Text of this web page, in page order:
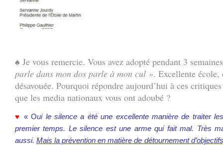
♠ Je vous remercie. Vous avez adopté pendant 3
parle dans mon dos parle à mon cul ». Excellente école,
désavouée. Pourquoi répondre aujourd’hui à ces
que les media nationaux vous ont adoubé ?
♥ « Oui le silence a été une excellente manière de traiter
premier temps. Le silence est une arme qui fait mal. Très
aussi.Mais la prévention en matière de détournement